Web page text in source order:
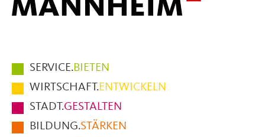
Hauptmenüpunkte
im
Fußbereich
der
Seite
SERVICE.BIETEN
WIRTSCHAFT.ENTWICKELN
STADT.GESTALTEN
BILDUNG.STÄRKEN